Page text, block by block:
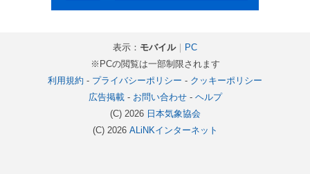
表示： モバイル｜ PC
※PCの閲覧は一部制限されます
利用規約 - プライバシーポリシー - クッキーポリシー
広告掲載- お問い合わせ- ヘルプ
(C) 2026 日本気象協会
(C) 2026 ALiNKインターネット